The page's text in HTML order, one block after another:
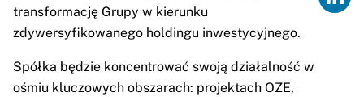
transformację Grupy w kierunku
zdywersyfikowanego holdingu inwestycyjnego.
Spółka będzie koncentrować swoją działalność w
ośmiu kluczowych obszarach: projektach OZE,